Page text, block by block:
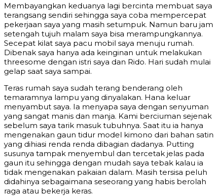
Membayangkan keduanya lagi bercinta membuat saya
terangsang sendiri sehingga saya coba mempercepat
pekerjaan saya yang masih setumpuk. Namun baru jam
setengah tujuh malam saya bisa merampungkannya.
Secepat kilat saya pacu mobil saya menuju rumah.
Dibenak saya hanya ada keinginan untuk melakukan
threesome dengan istri saya dan Rido. Hari sudah mulai
gelap saat saya sampai.
Teras rumah saya sudah terang benderang oleh
temaramnya lampu yang dinyalakan. Hana keluar
menyambut saya. Ia menyapa saya dengan senyuman
yang sangat manis dan manja. Kami berciuman sejenak
sebelum saya tarik masuk tubuhnya. Saat itu ia hanya
mengenakan gaun tidur model kimono dari bahan satin
yang dihiasi renda renda dibagian dadanya. Putting
susunya tampak menyembul dan tercetak jelas pada
gaun itu sehingga dengan mudah saya tebak kalau ia
tidak mengenakan pakaian dalam. Masih tersisa peluh
didahinya sebagaimana seseorang yang habis berolah
raga atau bekerja keras.